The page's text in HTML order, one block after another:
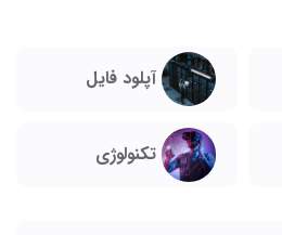
آپلود فایل
تکنولوژی